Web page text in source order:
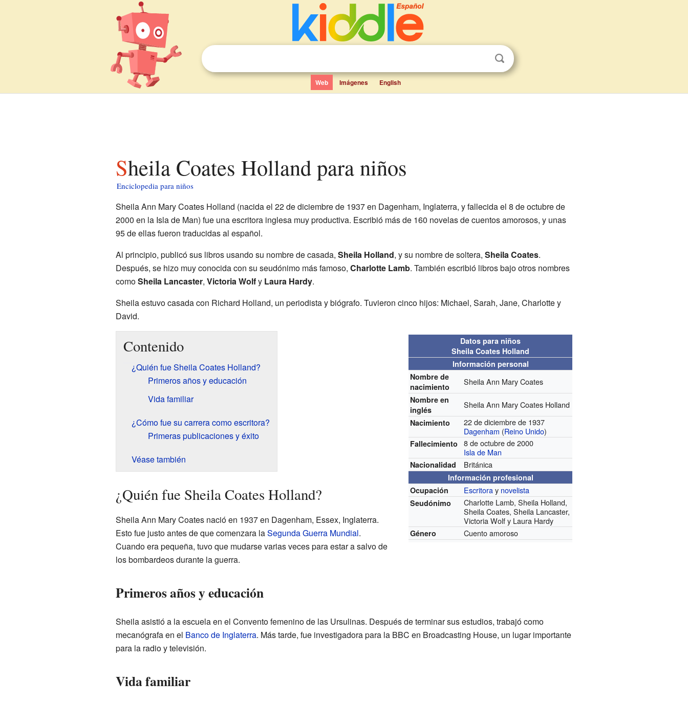
Web Imágenes English
Sheila Coates Holland para niños
Enciclopedia para niños
Sheila Ann Mary Coates Holland (nacida el 22 de diciembre de 1937 en Dagenham, Inglaterra, y fallecida el 8 de octubre de
2000 en la Isla de Man) fue una escritora inglesa muy productiva. Escribió más de 160 novelas de cuentos amorosos, y unas
95 de ellas fueron traducidas al español.
Al principio, publicó sus libros usando su nombre de casada, Sheila Holland, y su nombre de soltera, Sheila Coates.
Después, se hizo muy conocida con su seudónimo más famoso, Charlotte Lamb. También escribió libros bajo otros nombres
comoSheila Lancaster, Victoria Wolfy Laura Hardy.
Sheila estuvo casada con Richard Holland, un periodista y biógrafo. Tuvieron cinco hijos: Michael, Sarah, Jane, Charlotte y
David.
Datos para niños
Sheila Coates Holland
Información personal
Nombre de
nacimiento
Sheila Ann Mary Coates
Nombre en
inglés
Sheila Ann Mary Coates Holland
Nacimiento
22 de diciembre de 1937
Dagenham (Reino Unido)
Fallecimiento
8 de octubre de 2000
Isla de Man
Nacionalidad Británica
Información profesional
Ocupación
Escritoray novelista
Seudónimo
Charlotte Lamb, Sheila Holland,
Sheila Coates, Sheila Lancaster,
Victoria Wolf y Laura Hardy
Género Cuento amoroso
Contenido
¿Quién fue Sheila Coates Holland?
Primeros años y educación
Vida familiar
¿Cómo fue su carrera como escritora?
Primeras publicaciones y éxito
Véase también
¿Quién fue Sheila Coates Holland?
Sheila Ann Mary Coates nació en 1937 en Dagenham, Essex, Inglaterra.
Esto fue justo antes de que comenzara laSegunda Guerra Mundial.
Cuando era pequeña, tuvo que mudarse varias veces para estar a salvo de
los bombardeos durante la guerra.
Primeros años y educación
Sheila asistió a la escuela en el Convento femenino de las Ursulinas. Después de terminar sus estudios, trabajó como
mecanógrafa en el Banco de Inglaterra. Más tarde, fue investigadora para la BBC en Broadcasting House, un lugar importante
para la radio y televisión.
Vida familiar